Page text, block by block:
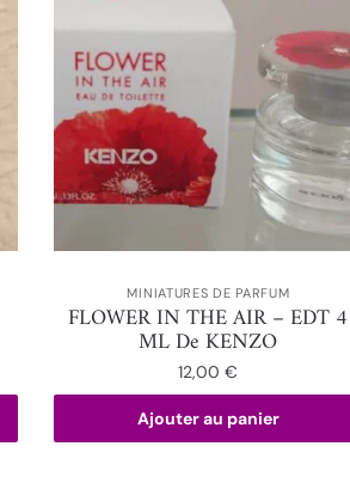
MINIATURES DE PARFUM
FLOWER IN THE AIR – EDT 4
ML De KENZO
12,00€
Ajouter au panier